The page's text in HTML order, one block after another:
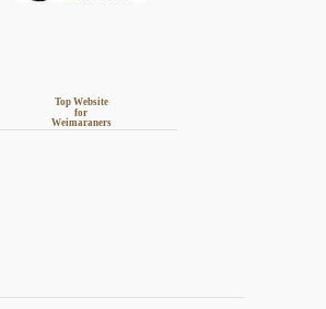
Top Website
for
Weimaraners